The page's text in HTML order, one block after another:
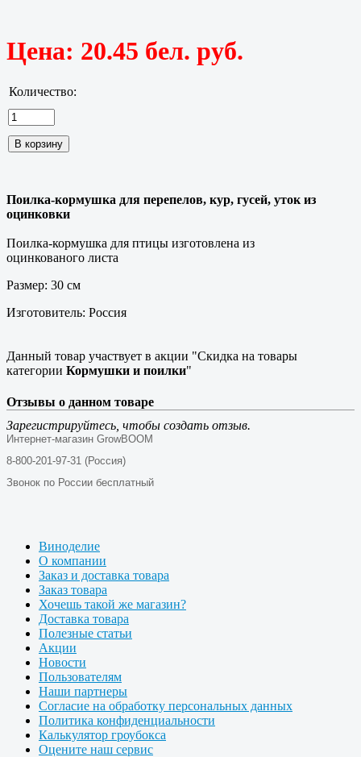
Цена: 20.45 бел. руб.
Количество:
Поилка-кормушка для перепелов, кур, гусей, уток из
оцинковки
Поилка-кормушка для птицы изготовлена из
оцинкованого листа
Размер: 30 см
Изготовитель: Россия
Данный товар участвует в акции "Скидка на товары
категории Кормушки и поилки"
Отзывы о данном товаре
Зарегистрируйтесь, чтобы создать отзыв.
Интернет-магазин GrowBOOM
8-800-201-97-31 (Россия)
Звонок по России бесплатный
Виноделие
О компании
Заказ и доставка товара
Заказ товара
Хочешь такой же магазин?
Доставка товара
Полезные статьи
Акции
Новости
Пользователям
Наши партнеры
Согласие на обработку персональных данных
Политика конфиденциальности
Калькулятор гроубокса
Оцените наш сервис